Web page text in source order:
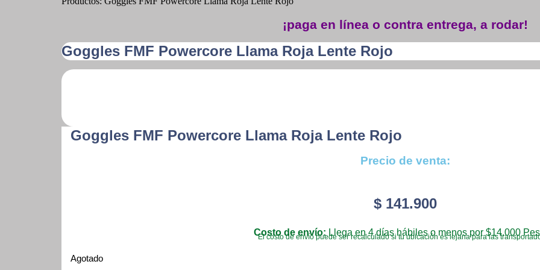
¡paga en línea o contra entrega, a rodar!
Goggles FMF Powercore Llama Roja Lente Rojo
Goggles FMF Powercore Llama Roja Lente Rojo
Precio de venta:
$141.900
Costo de envío: Llega en 4 días hábiles o menos por $14.000
El costo de envío puede ser recalculado si tu ubicación es lejana para las
Agotado